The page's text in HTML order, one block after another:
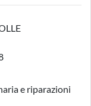
e riparazioni